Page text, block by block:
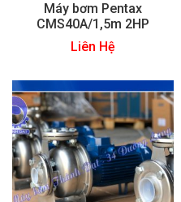
Máy bơm Pentax
CMS40A/1,5m 2HP
Liên Hệ